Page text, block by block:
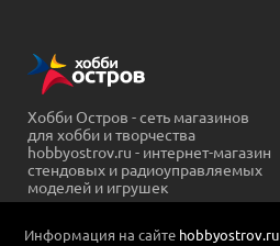
Хобби Остров - сеть магазинов
для хобби и творчества
hobbyostrov.ru - интернет-магазин
стендовых и радиоуправляемых
моделей и игрушек
Информация на сайте hobbyostrov.ru